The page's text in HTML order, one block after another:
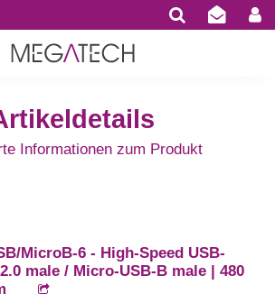
Informationen zum Produkt
MicroB-6 - High-Speed USB-
male / Micro-USB-B male | 480